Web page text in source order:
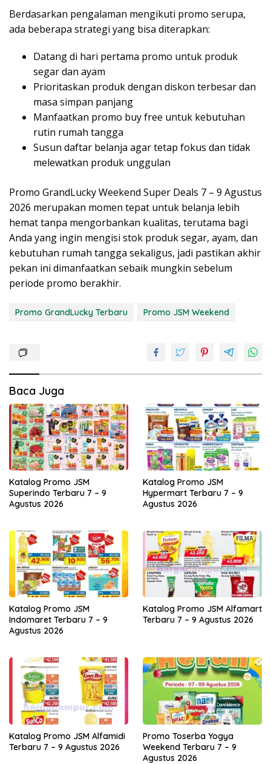
Berdasarkan pengalaman mengikuti promo serupa,
ada beberapa strategi yang bisa diterapkan:
Datang di hari pertama promo untuk produk
segar dan ayam
Prioritaskan produk dengan diskon terbesar dan
masa simpan panjang
Manfaatkan promo buy free untuk kebutuhan
rutin rumah tangga
Susun daftar belanja agar tetap fokus dan tidak
melewatkan produk unggulan
Promo GrandLucky Weekend Super Deals 7 – 9 Agustus
2026 merupakan momen tepat untuk belanja lebih
hemat tanpa mengorbankan kualitas, terutama bagi
Anda yang ingin mengisi stok produk segar, ayam, dan
kebutuhan rumah tangga sekaligus, jadi pastikan akhir
pekan ini dimanfaatkan sebaik mungkin sebelum
periode promo berakhir.
Promo GrandLucky Terbaru Promo JSM Weekend
Baca Juga
Katalog Promo JSM
Superindo Terbaru 7 – 9
Agustus 2026
Katalog Promo JSM
Hypermart Terbaru 7 – 9
Agustus 2026
Katalog Promo JSM
Indomaret Terbaru 7 – 9
Agustus 2026
Katalog Promo JSM Alfamart
Terbaru 7 – 9 Agustus 2026
Katalog Promo JSM Alfamidi
Terbaru 7 – 9 Agustus 2026
Promo Toserba Yogya
Weekend Terbaru 7 – 9
Agustus 2026